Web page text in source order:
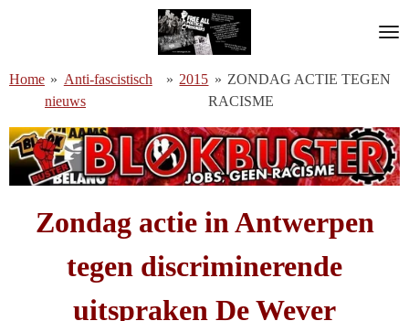
de
hoofdinhoud
Home » Anti-fascistisch
nieuws
» 2015 » ZONDAG ACTIE TEGEN
RACISME
Zondag actie in Antwerpen
tegen discriminerende
uitspraken De Wever